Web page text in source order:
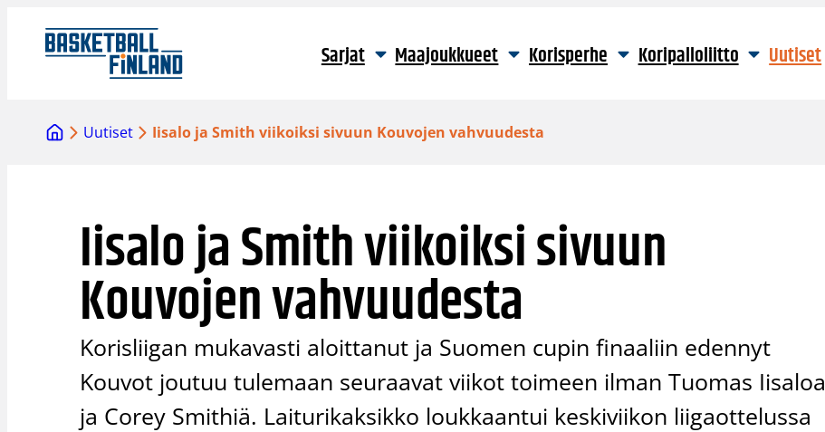
sisältöön
Sarjat Maajoukkueet Korisperhe Koripalloliitto Uutiset
Uutiset Iisalo ja Smith viikoiksi sivuun Kouvojen vahvuudesta
Iisalo ja Smith viikoiksi sivuun
Kouvojen vahvuudesta
Korisliigan mukavasti aloittanut ja Suomen cupin finaaliin edennyt
Kouvot joutuu tulemaan seuraavat viikot toimeen ilman Tuomas Iisaloa
ja Corey Smithiä. Laiturikaksikko loukkaantui keskiviikon liigaottelussa